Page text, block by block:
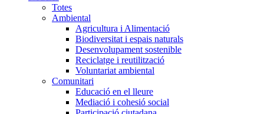
principal
Totes
Ambiental
Agricultura i Alimentació
Biodiversitat i espais naturals
Desenvolupament sostenible
Reciclatge i reutilització
Voluntariat ambiental
Comunitari
Educació en el lleure
Mediació i cohesió social